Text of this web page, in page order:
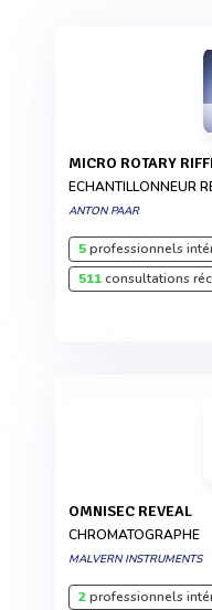
MICRO ROTARY
ECHANTILLONNEUR
ANTON PAAR
5professionnels
511consultations
OMNISEC REVEAL
CHROMATOGRAPHE
MALVERN INSTRUMENTS
2professionnels